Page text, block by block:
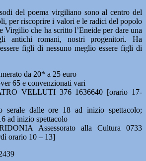
del poema virgiliano sono al centro del
per riscoprire i valori e le radici del popolo
Virgilio che ha scritto l’Eneide per dare una
antichi romani, nostri progenitori. Ha
figli di nessuno meglio essere figli di
da 20* a 25 euro
65 e convenzionati vari
VELLUTI 376 1636640 [orario 17-
serale dalle ore 18 ad inizio spettacolo;
ad inizio spettacolo
Assessorato alla Cultura 0733
orario 10 – 13]